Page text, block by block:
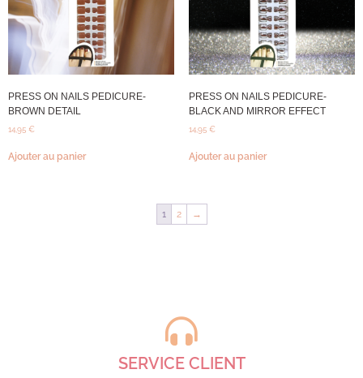
PRESS ON NAILS PEDICURE-
BROWN DETAIL
14,95 €
Ajouter au panier
PRESS ON NAILS PEDICURE-
BLACK AND MIRROR EFFECT
14,95 €
Ajouter au panier
1 2 →
SERVICE CLIENT